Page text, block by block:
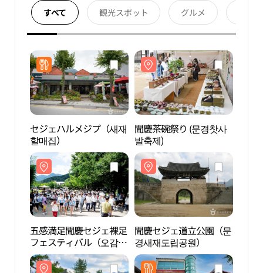
すべて 観光スポット グルメ
セジェハルメジプ（새재
할매집）
聞慶茶碗祭り (문경찻사
발축제)
五感満足聞慶セジェ裸足
フェスティバル（오감만
족 문경새재맨발페스티
벌）
聞慶セジェ道立公園（문
경새재도립공원）